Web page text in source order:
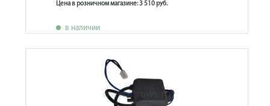
Цена в розничном магазине: 3 510 руб.
в наличии